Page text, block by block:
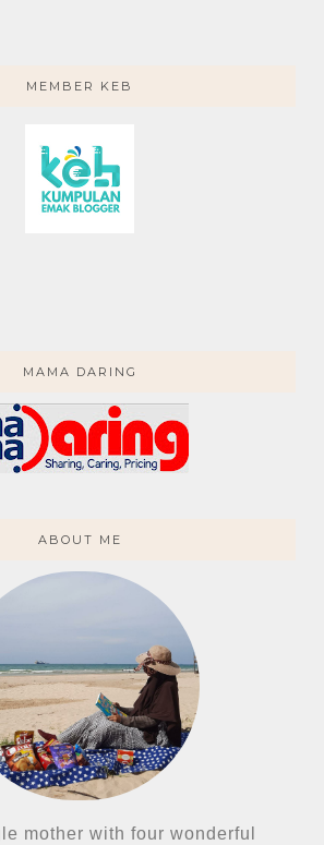
MEMBER KEB
MAMA DARING
ABOUT ME
mother with four wonderful